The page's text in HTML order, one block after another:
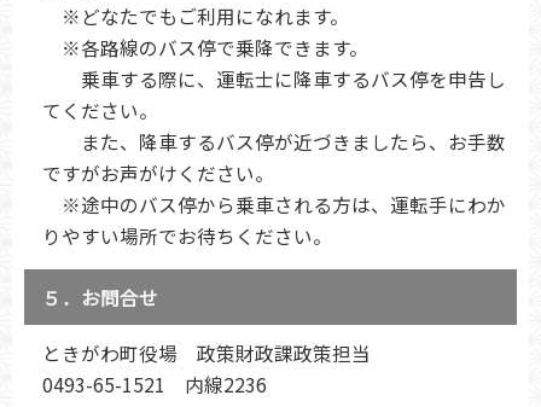
※どなたでもご利用になれます。
※各路線のバス停で乗降できます。
乗車する際に、運転士に降車するバス停を申告し
てください。
また、降車するバス停が近づきましたら、お手数
ですがお声がけください。
※途中のバス停から乗車される方は、運転手にわか
りやすい場所でお待ちください。
５．お問合せ
ときがわ町役場 政策財政課政策担当
0493-65-1521 内線2236